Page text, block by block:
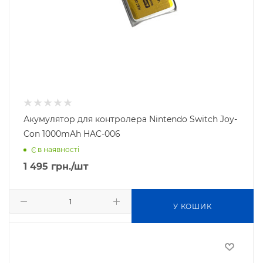
Акумулятор для контролера Nintendo Switch Joy-
Con 1000mAh HAC-006
Є в наявності
1 495 грн./шт
У КОШИК